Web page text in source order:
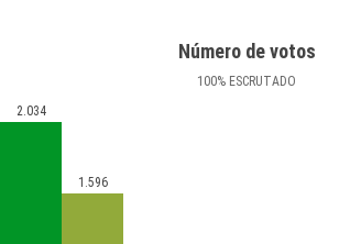
Número de votos
100% ESCRUTADO
2.034
1.596